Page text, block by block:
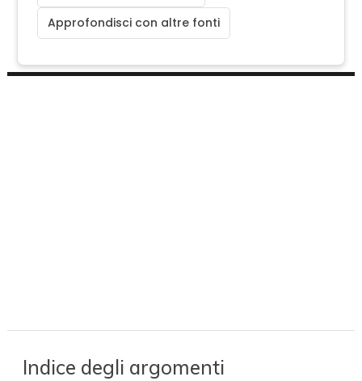
Approfondisci con altre fonti
Indice degli argomenti